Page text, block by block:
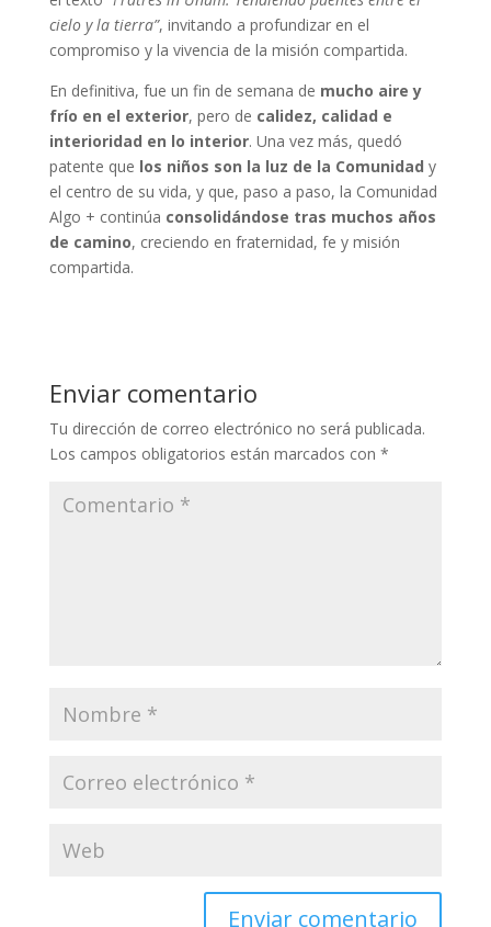
cielo y la tierra”, invitando a profundizar en el
compromiso y la vivencia de la misión compartida.
En definitiva, fue un fin de semana de mucho aire y
frío en el exterior, pero de calidez, calidad e
interioridad en lo interior. Una vez más, quedó
patente que los niños son la luz de la Comunidad y
el centro de su vida, y que, paso a paso, la Comunidad
Algo + continúa consolidándose tras muchos años
de camino, creciendo en fraternidad, fe y misión
compartida.
Enviar comentario
Tu dirección de correo electrónico no será publicada.
Los campos obligatorios están marcados con *